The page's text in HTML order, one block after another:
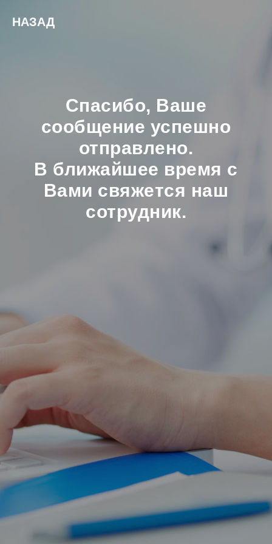
НАЗАД
Спасибо, Ваше
сообщение успешно
отправлено.
В ближайшее время с
Вами свяжется наш
сотрудник.